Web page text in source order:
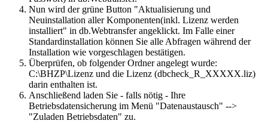
Nun wird der grüne Button "Aktualisierung und
Neuinstallation aller Komponenten(inkl. Lizenz werden
installiert" in db.Webtransfer angeklickt. Im Falle einer
Standardinstallation können Sie alle Abfragen während der
Installation wie vorgeschlagen bestätigen.
Überprüfen, ob folgender Ordner angelegt wurde:
C:\BHZP\Lizenz und die Lizenz (dbcheck_R_XXXXX.liz)
darin enthalten ist.
Anschließend laden Sie - falls nötig - Ihre
Betriebsdatensicherung im Menü "Datenaustausch" -->
"Zuladen Betriebsdaten" zu.